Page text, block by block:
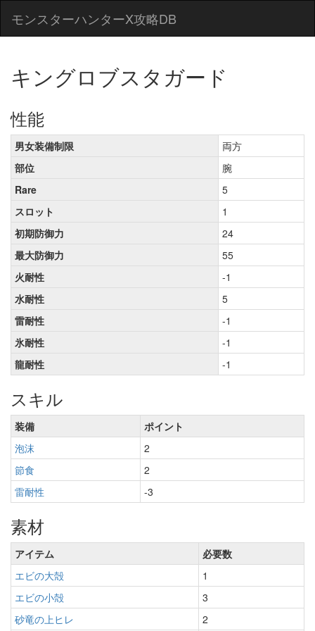
モンスターハンターX攻略DB
キングロブスタガード
性能
男女装備制限
両方
部位
腕
Rare
5
スロット
1
初期防御力
24
最大防御力
55
火耐性
-1
水耐性
5
雷耐性
-1
氷耐性
-1
龍耐性
-1
スキル
装備
ポイント
泡沫
2
節食
2
雷耐性
-3
素材
アイテム
必要数
エビの大殻
1
エビの小殻
3
砂竜の上ヒレ
2